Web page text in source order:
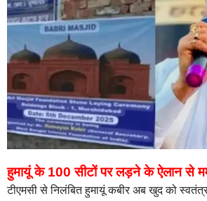
हुमायूं के 100 सीटों पर लड़ने के ऐलान से
टीएमसी से निलंबित हुमायूं कबीर अब खुद को